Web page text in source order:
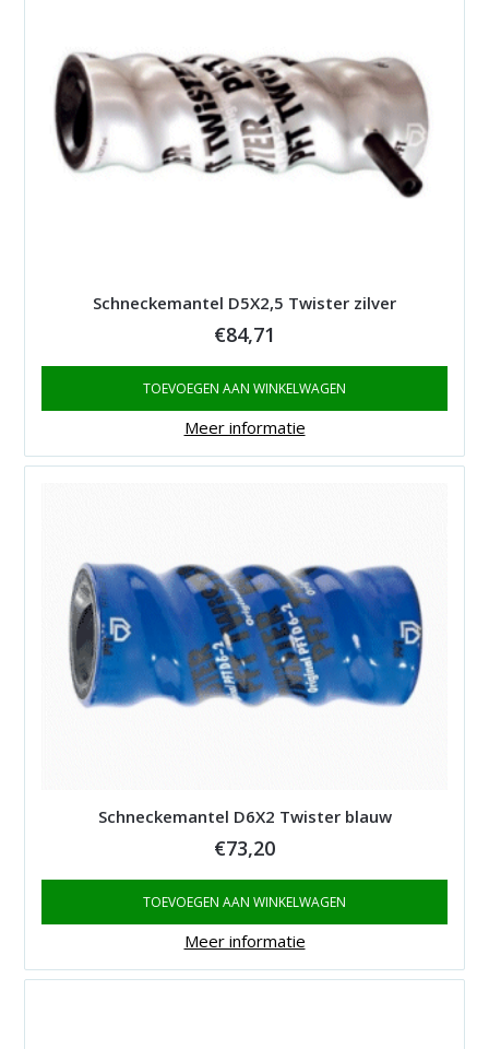
Schneckemantel D5X2,5 Twister zilver
€84,71
TOEVOEGEN AAN WINKELWAGEN
Meer informatie
Schneckemantel D6X2 Twister blauw
€73,20
TOEVOEGEN AAN WINKELWAGEN
Meer informatie